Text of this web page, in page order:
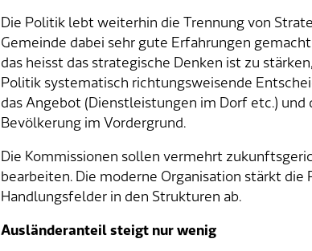
Die Politik lebt weiterhin die Trennung von
Gemeinde dabei sehr gute Erfahrungen
das heisst das strategische Denken ist zu
Politik systematisch richtungsweisende
das Angebot (Dienstleistungen im Dorf etc.)
Bevölkerung im Vordergrund.
Die Kommissionen sollen vermehrt
bearbeiten. Die moderne Organisation stärkt
Handlungsfelder in den Strukturen ab.
Ausländeranteil steigt nur wenig